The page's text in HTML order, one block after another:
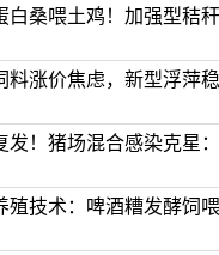
白桑喂土鸡！加强型秸
料涨价焦虑，新型浮萍
发！猪场混合感染克星
殖技术：啤酒糟发酵饲